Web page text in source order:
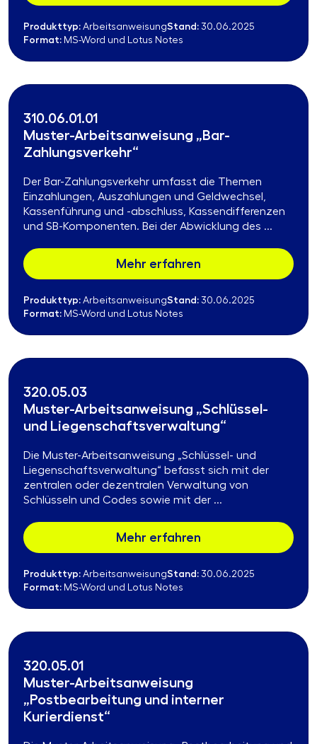
Produkttyp: ArbeitsanweisungStand: 30.06.2025
Format: MS-Word und Lotus Notes
310.06.01.01
Muster-Arbeitsanweisung „Bar-
Zahlungsverkehr“
Der Bar-Zahlungsverkehr umfasst die Themen
Einzahlungen, Auszahlungen und Geldwechsel,
Kassenführung und -abschluss, Kassendifferenzen
und SB-Komponenten. Bei der Abwicklung des ...
Mehr erfahren
Produkttyp: ArbeitsanweisungStand: 30.06.2025
Format: MS-Word und Lotus Notes
320.05.03
Muster-Arbeitsanweisung „Schlüssel-
und Liegenschaftsverwaltung“
Die Muster-Arbeitsanweisung „Schlüssel- und
Liegenschaftsverwaltung“ befasst sich mit der
zentralen oder dezentralen Verwaltung von
Schlüsseln und Codes sowie mit der ...
Mehr erfahren
Produkttyp: ArbeitsanweisungStand: 30.06.2025
Format: MS-Word und Lotus Notes
320.05.01
Muster-Arbeitsanweisung
„Postbearbeitung und interner
Kurierdienst“